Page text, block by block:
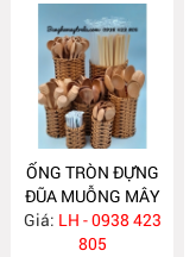
ỐNG TRÒN ĐỰNG
ĐŨA MUỖNG MÂY
NHỰA NH318
Giá: LH - 0938 423
805